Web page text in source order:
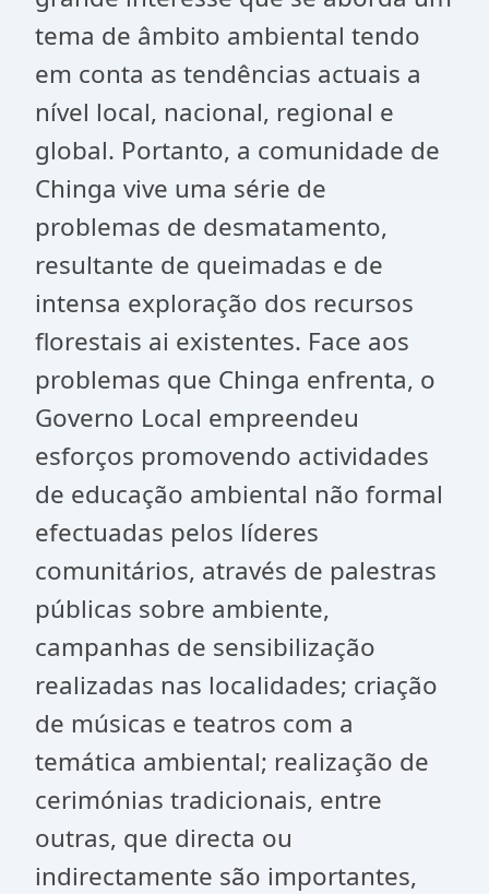
tema de âmbito ambiental tendo
em conta as tendências actuais a
nível local, nacional, regional e
global. Portanto, a comunidade de
Chinga vive uma série de
problemas de desmatamento,
resultante de queimadas e de
intensa exploração dos recursos
florestais ai existentes. Face aos
problemas que Chinga enfrenta, o
Governo Local empreendeu
esforços promovendo actividades
de educação ambiental não formal
efectuadas pelos líderes
comunitários, através de palestras
públicas sobre ambiente,
campanhas de sensibilização
realizadas nas localidades; criação
de músicas e teatros com a
temática ambiental; realização de
cerimónias tradicionais, entre
outras, que directa ou
indirectamente são importantes,